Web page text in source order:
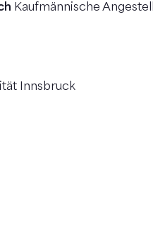
Kaufmännische
Innsbruck